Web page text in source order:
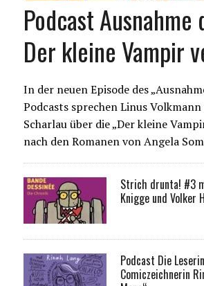
Podcast Ausnahme
Der kleine Vampir
In der neuen Episode des
Podcasts sprechen Linus
Scharlau über die „Der kleine
nach den Romanen von Angela
Strich drunta! #3
Knigge und Volker
Podcast Die
Comiczeichnerin